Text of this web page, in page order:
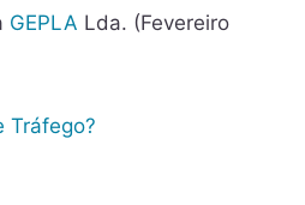
GEPLA Lda. (Fevereiro
Tráfego?